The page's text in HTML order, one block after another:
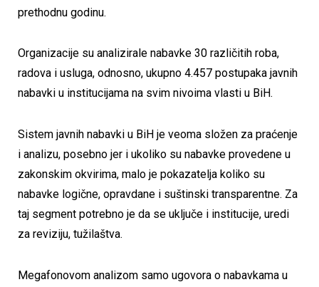
prethodnu godinu.
Organizacije su analizirale nabavke 30 različitih roba,
radova i usluga, odnosno, ukupno 4.457 postupaka javnih
nabavki u institucijama na svim nivoima vlasti u BiH.
Sistem javnih nabavki u BiH je veoma složen za praćenje
i analizu, posebno jer i ukoliko su nabavke provedene u
zakonskim okvirima, malo je pokazatelja koliko su
nabavke logične, opravdane i suštinski transparentne. Za
taj segment potrebno je da se uključe i institucije, uredi
za reviziju, tužilaštva.
Megafonovom analizom samo ugovora o nabavkama u